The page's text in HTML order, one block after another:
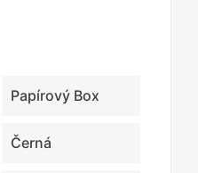
Papírový Box
Černá